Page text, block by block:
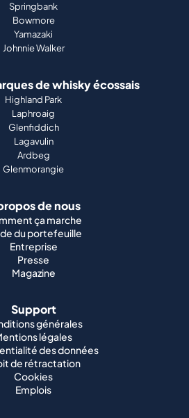
Springbank
Bowmore
Yamazaki
Johnnie Walker
de whisky écossais
Highland Park
Laphroaig
Glenfiddich
Lagavulin
Ardbeg
Glenmorangie
de nous
ça marche
du portefeuille
Entreprise
Presse
Magazine
Support
générales
légales
des données
de rétractation
Cookies
Emplois